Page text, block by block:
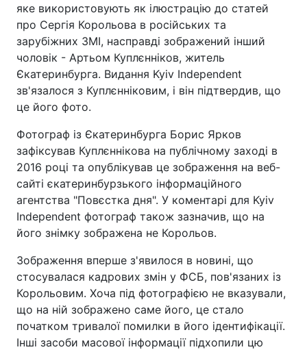
яке використовують як ілюстрацію до статей
про Сергія Корольова в російських та
зарубіжних ЗМІ, насправді зображений інший
чоловік - Артьом Куплєнніков, житель
Єкатеринбурга. Видання Kyiv Independent
зв'язалося з Куплєнніковим, і він підтвердив, що
це його фото.
Фотограф із Єкатеринбурга Борис Ярков
зафіксував Куплєннікова на публічному заході в
2016 році та опублікував це зображення на веб-
сайті єкатеринбурзького інформаційного
агентства "Повєстка дня". У коментарі для Kyiv
Independent фотограф також зазначив, що на
його знімку зображена не Корольов.
Зображення вперше з'явилося в новині, що
стосувалася кадрових змін у ФСБ, пов'язаних із
Корольовим. Хоча під фотографією не вказували,
що на ній зображено саме його, це стало
початком тривалої помилки в його ідентифікації.
Інші засоби масової інформації підхопили цю